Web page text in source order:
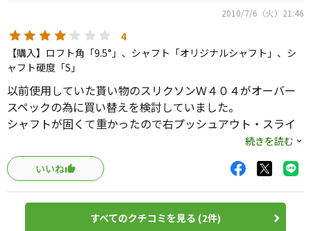
なら右へ、アウトサイドインなら左へ真っ直ぐ飛んでしま
います。
飛距離性能はそれほどでもありませんが、ドライバーに方
向安定性を
求める人には、とても良いと思います。
ソールデザインやヘッドカバーデザインなどからも、若者
感じです。
パワーはあるけどフェースコントロールが上手くできない
若い人や、
初心者向けのクラブだと思います。やさしいです。
2010/7/6（火）21:46
4
【購入】ロフト角「9.5°」、シャフト「オリジナルシャフト」、シ
ャフト硬度「S」
以前使用していた貰い物のスリクソンＷ４０４がオーバー
スペックの為に買い替えを検討していました。
シャフトが固くて重かったので右プッシュアウト・スライ
色々と優しい目のクラブを物色していましたが値段・打ち
易さのバランスが取れたナノブイＳＤを発見。
何度か試打してから購入しました。
続きを読む
いいね
すべてのクチコミを見る (2件)